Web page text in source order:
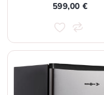
599,00 €